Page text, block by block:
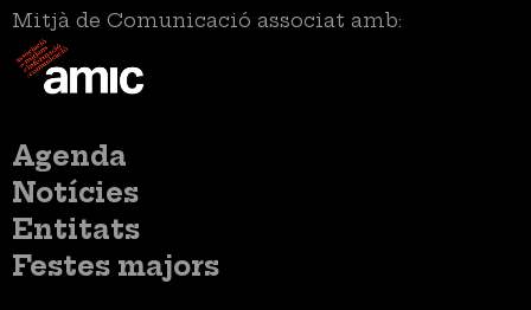
Mitjà de Comunicació associat amb:
Menú
principal
Agenda
Notícies
Entitats
Festes majors